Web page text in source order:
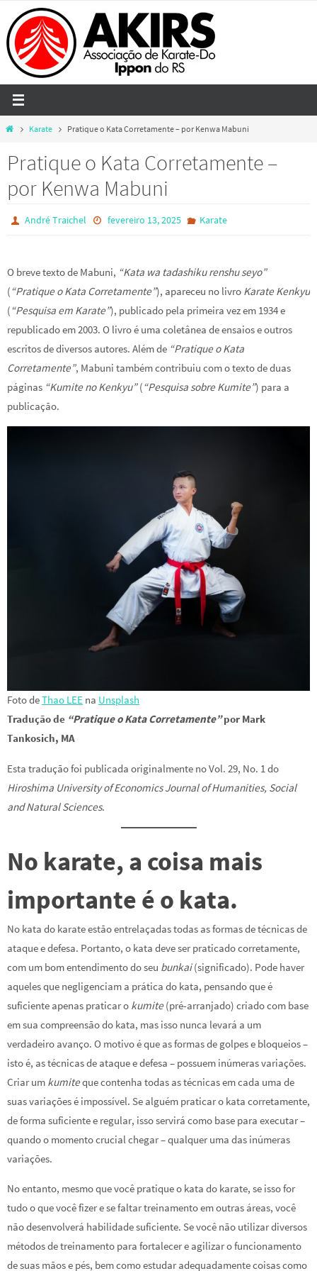
to
content
HomeKarate Pratique o Kata Corretamente – por Kenwa Mabuni
Pratique o Kata Corretamente –
por Kenwa Mabuni
André Traichel fevereiro 13, 2025 Karate
O breve texto de Mabuni, “Kata wa tadashiku renshu seyo”
(“Pratique o Kata Corretamente”), apareceu no livro Karate Kenkyu
(“Pesquisa em Karate”), publicado pela primeira vez em 1934 e
republicado em 2003. O livro é uma coletânea de ensaios e outros
escritos de diversos autores. Além de “Pratique o Kata
Corretamente”, Mabuni também contribuiu com o texto de duas
páginas “Kumite no Kenkyu”(“Pesquisa sobre Kumite”) para a
publicação.
Foto deThao LEE na Unsplash
Tradução de “Pratique o Kata Corretamente”por Mark
Tankosich, MA
Esta tradução foi publicada originalmente no Vol. 29, No. 1 do
Hiroshima University of Economics Journal of Humanities, Social
and Natural Sciences.
No karate, a coisa mais
importante é o kata.
No kata do karate estão entrelaçadas todas as formas de técnicas de
ataque e defesa. Portanto, o kata deve ser praticado corretamente,
com um bom entendimento do seu bunkai(significado). Pode haver
aqueles que negligenciam a prática do kata, pensando que é
suficiente apenas praticar o kumite(pré-arranjado) criado com base
em sua compreensão do kata, mas isso nunca levará a um
verdadeiro avanço. O motivo é que as formas de golpes e bloqueios –
isto é, as técnicas de ataque e defesa – possuem inúmeras variações.
Criar um kumiteque contenha todas as técnicas em cada uma de
suas variações é impossível. Se alguém praticar o kata corretamente,
de forma suficiente e regular, isso servirá como base para executar –
quando o momento crucial chegar – qualquer uma das inúmeras
variações.
No entanto, mesmo que você pratique o kata do karate, se isso for
tudo o que você fizer e se faltar treinamento em outras áreas, você
não desenvolverá habilidade suficiente. Se você não utilizar diversos
métodos de treinamento para fortalecer e agilizar o funcionamento
de suas mãos e pés, bem como estudar adequadamente coisas como